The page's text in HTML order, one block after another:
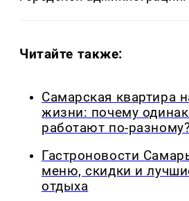
Читайте также:
Самарская квартира
жизни: почему
работают по-
Гастроновости
меню, скидки и
отдыха